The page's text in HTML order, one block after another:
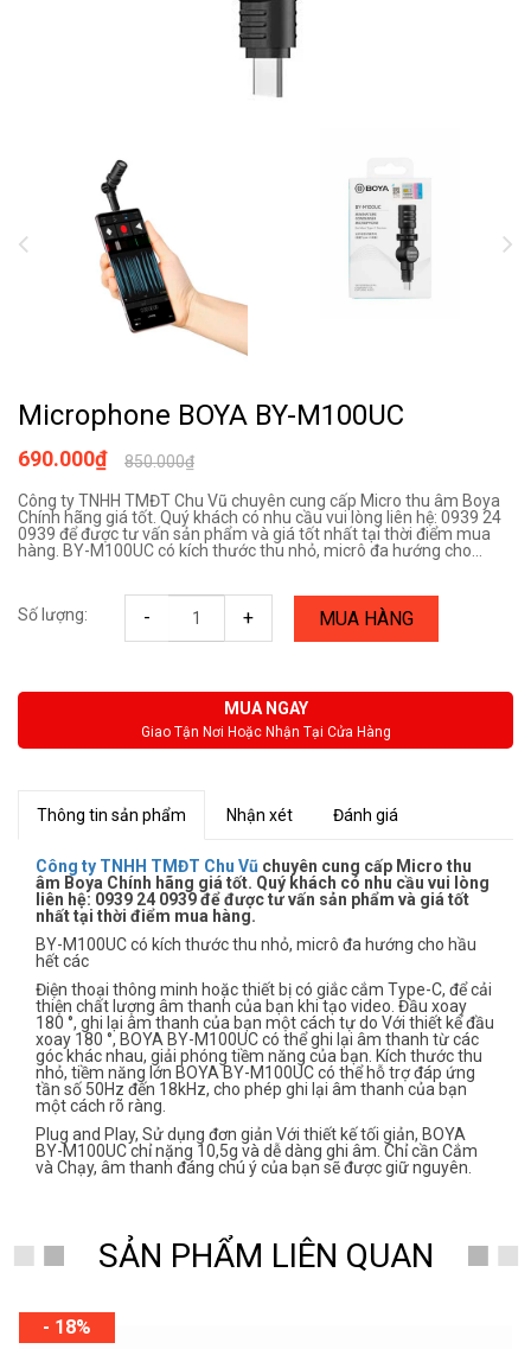
Microphone BOYA BY-M100UC
850.000₫
690.000₫
Công ty TNHH TMĐT Chu Vũ chuyên cung cấp Micro thu âm Boya
Chính hãng giá tốt. Quý khách có nhu cầu vui lòng liên hệ: 0939 24
0939 để được tư vấn sản phẩm và giá tốt nhất tại thời điểm mua
hàng. BY-M100UC có kích thước thu nhỏ, micrô đa hướng cho...
Số lượng: - + MUA HÀNG
MUA NGAY
Giao Tận Nơi Hoặc Nhận Tại Cửa Hàng
Thông tin sản phẩm Nhận xét Đánh giá
Công ty TNHH TMĐT Chu Vũ chuyên cung cấp Micro thu
âm Boya Chính hãng giá tốt. Quý khách có nhu cầu vui lòng
liên hệ: 0939 24 0939 để được tư vấn sản phẩm và giá tốt
nhất tại thời điểm mua hàng.
BY-M100UC có kích thước thu nhỏ, micrô đa hướng cho hầu
hết các
Điện thoại thông minh hoặc thiết bị có giắc cắm Type-C, để cải
thiện chất lượng âm thanh của bạn khi tạo video. Đầu xoay
180 °, ghi lại âm thanh của bạn một cách tự do Với thiết kế đầu
xoay 180 °, BOYA BY-M100UC có thể ghi lại âm thanh từ các
góc khác nhau, giải phóng tiềm năng của bạn. Kích thước thu
nhỏ, tiềm năng lớn BOYA BY-M100UC có thể hỗ trợ đáp ứng
tần số 50Hz đến 18kHz, cho phép ghi lại âm thanh của bạn
một cách rõ ràng.
Plug and Play, Sử dụng đơn giản Với thiết kế tối giản, BOYA
BY-M100UC chỉ nặng 10,5g và dễ dàng ghi âm. Chỉ cần Cắm
và Chạy, âm thanh đáng chú ý của bạn sẽ được giữ nguyên.
SẢN PHẨM LIÊN QUAN
- 18%